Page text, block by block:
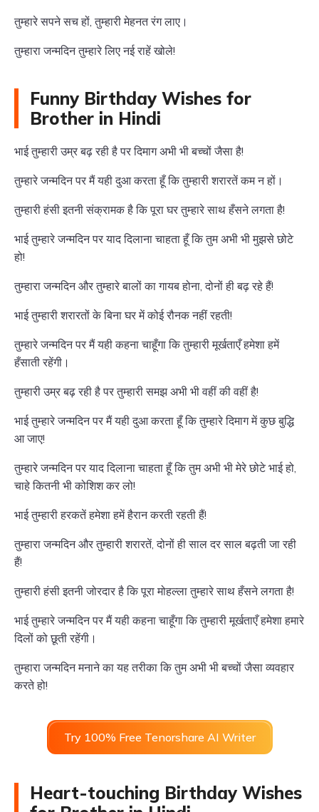
तुम्हारे सपने सच हों, तुम्हारी मेहनत रंग लाए।
तुम्हारा जन्मदिन तुम्हारे लिए नई राहें खोले!
Funny Birthday Wishes for
Brother in Hindi
भाई तुम्हारी उम्र बढ़ रही है पर दिमाग अभी भी बच्चों जैसा है!
तुम्हारे जन्मदिन पर मैं यही दुआ करता हूँ कि तुम्हारी शरारतें कम न हों।
तुम्हारी हंसी इतनी संक्रामक है कि पूरा घर तुम्हारे साथ हँसने लगता है!
भाई तुम्हारे जन्मदिन पर याद दिलाना चाहता हूँ कि तुम अभी भी मुझसे छोटे
हो!
तुम्हारा जन्मदिन और तुम्हारे बालों का गायब होना, दोनों ही बढ़ रहे हैं!
भाई तुम्हारी शरारतों के बिना घर में कोई रौनक नहीं रहती!
तुम्हारे जन्मदिन पर मैं यही कहना चाहूँगा कि तुम्हारी मूर्खताएँ हमेशा हमें
हँसाती रहेंगी।
तुम्हारी उम्र बढ़ रही है पर तुम्हारी समझ अभी भी वहीं की वहीं है!
भाई तुम्हारे जन्मदिन पर मैं यही दुआ करता हूँ कि तुम्हारे दिमाग में कुछ बुद्धि
आ जाए!
तुम्हारे जन्मदिन पर याद दिलाना चाहता हूँ कि तुम अभी भी मेरे छोटे भाई हो,
चाहे कितनी भी कोशिश कर लो!
भाई तुम्हारी हरकतें हमेशा हमें हैरान करती रहती हैं!
तुम्हारा जन्मदिन और तुम्हारी शरारतें, दोनों ही साल दर साल बढ़ती जा रही
हैं!
तुम्हारी हंसी इतनी जोरदार है कि पूरा मोहल्ला तुम्हारे साथ हँसने लगता है!
भाई तुम्हारे जन्मदिन पर मैं यही कहना चाहूँगा कि तुम्हारी मूर्खताएँ हमेशा हमारे
दिलों को छूती रहेंगी।
तुम्हारा जन्मदिन मनाने का यह तरीका कि तुम अभी भी बच्चों जैसा व्यवहार
करते हो!
Try 100% Free Tenorshare AI Writer
Heart-touching Birthday Wishes